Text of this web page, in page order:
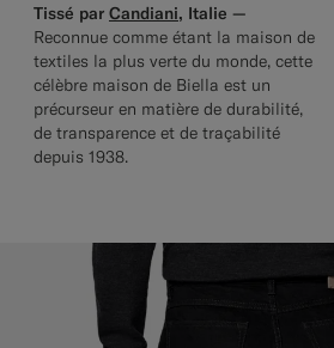
Tissé par Candiani, Italie —
Reconnue comme étant la maison de
textiles la plus verte du monde, cette
célèbre maison de Biella est un
précurseur en matière de durabilité,
de transparence et de traçabilité
depuis 1938.